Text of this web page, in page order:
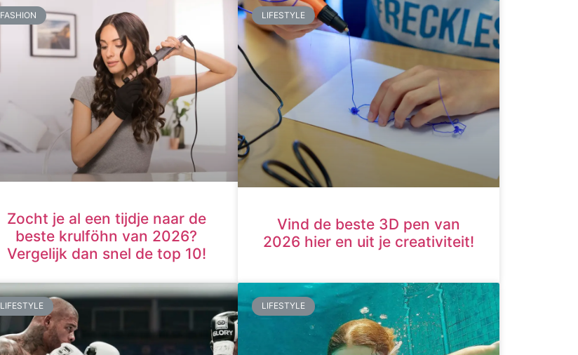
FASHION
Zocht je al een tijdje naar de
beste krulföhn van 2026?
Vergelijk dan snel de top 10!
LIFESTYLE
Vind de beste 3D pen van
2026 hier en uit je creativiteit!
LIFESTYLE LIFESTYLE